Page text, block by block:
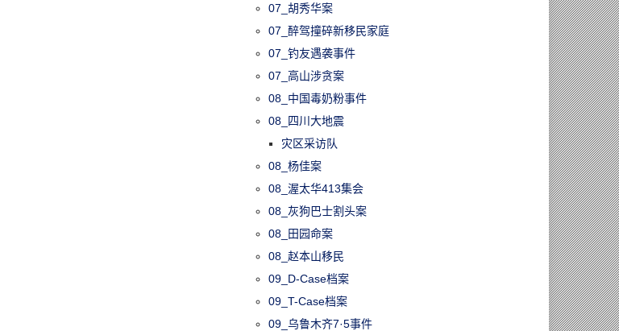
07_胡秀华案
07_醉驾撞碎新移民家庭
07_钓友遇袭事件
07_高山涉贪案
08_中国毒奶粉事件
08_四川大地震
灾区采访队
08_杨佳案
08_渥太华413集会
08_灰狗巴士割头案
08_田园命案
08_赵本山移民
09_D-Case档案
09_T-Case档案
09_乌鲁木齐7·5事件